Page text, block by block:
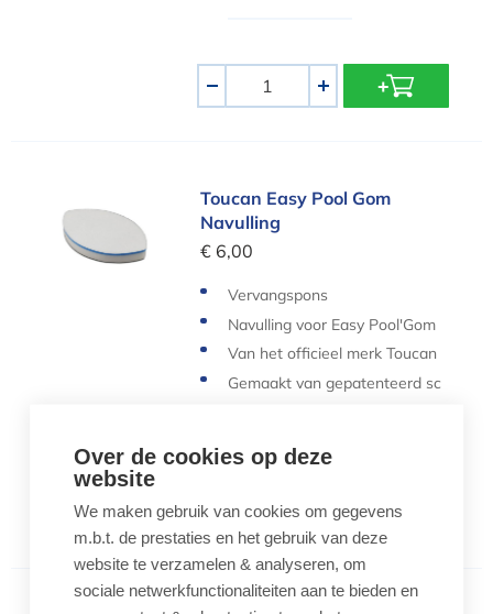
+
Toucan Easy Pool Gom Navulling
Toucan Easy Pool Gom
Navulling
€ 6,00
Vervangspons
Navulling voor Easy Pool'Gom
Van het officieel merk Toucan
Gemaakt van gepatenteerd sc
Aantal
- +
Over de cookies op deze
website
We maken gebruik van cookies om gegevens
m.b.t. de prestaties en het gebruik van deze
website te verzamelen & analyseren, om
sociale netwerkfunctionaliteiten aan te bieden en